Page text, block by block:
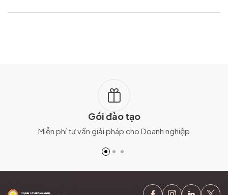
Gói đào tạo
Miễn phí tư vấn giải pháp cho Doanh nghiệp